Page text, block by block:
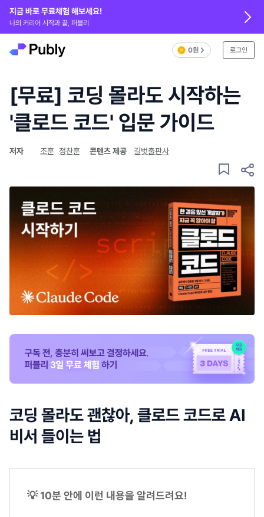
지금 바로 무료체험 해보세요!
나의 커리어 시작과 끝, 퍼블리
0원 로그인
[무료] 코딩 몰라도 시작하는
'클로드 코드' 입문 가이드
저자 조훈 정찬훈 콘텐츠 제공 길벗출판사
코딩 몰라도 괜찮아, 클로드 코드로 AI
비서 들이는 법
💡 10분 안에 이런 내용을 알려드려요!